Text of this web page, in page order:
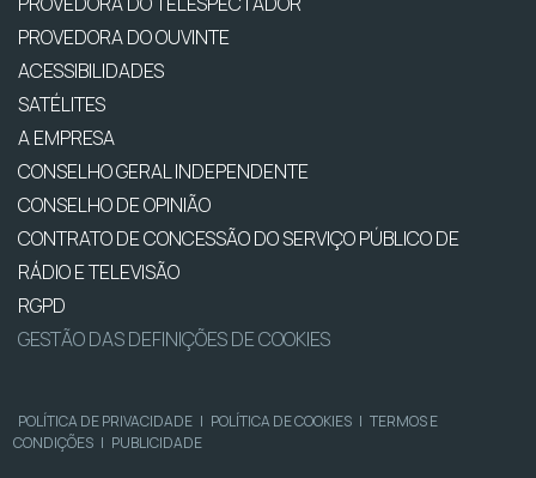
PROVEDORA DO OUVINTE
ACESSIBILIDADES
SATÉLITES
A EMPRESA
CONSELHO GERAL INDEPENDENTE
CONSELHO DE OPINIÃO
CONTRATO DE CONCESSÃO DO SERVIÇO PÚBLICO DE
RÁDIO E TELEVISÃO
RGPD
GESTÃO DAS DEFINIÇÕES DE COOKIES
POLÍTICA DE PRIVACIDADE | POLÍTICA DE COOKIES | TERMOS E
CONDIÇÕES | PUBLICIDADE